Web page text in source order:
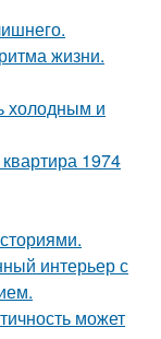
жизни.
холодным и
1974
интерьер с
может